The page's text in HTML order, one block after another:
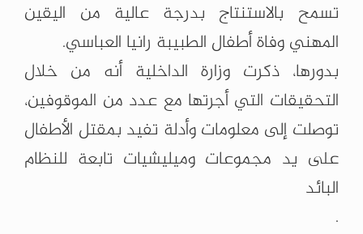
‏تسمح بالاستنتاج بدرجة عالية من ‏اليقين
‏المهني وفاة أطفال ‌‏الطبيبة رانيا ‏العباسي.‏
بدورها، ذكرت وزارة الداخلية أنه من خلال
التحقيقات التي ‌‏أجرتها مع عدد ‏من الموقوفين،
توصلت إلى معلومات وأدلة تفيد ‏بمقتل الأطفال
على يد ‏مجموعات وميليشيات تابعة للنظام
البائد‌‏
.